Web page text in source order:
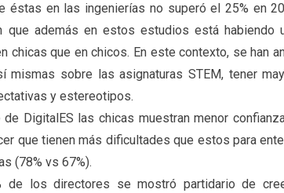
éstas en las ingenierías no superó el 25% en
que además en estos estudios está habiendo
chicas que en chicos. En este contexto, se han
mismas sobre las asignaturas STEM, tener
y estereotipos.
DigitalES las chicas muestran menor
que tienen más dificultades que estos para
(78% vs 67%).
de los directores se mostró partidario de